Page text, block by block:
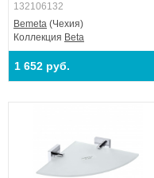
132106132
Bemeta (Чехия)
Коллекция Beta
1 652 руб.